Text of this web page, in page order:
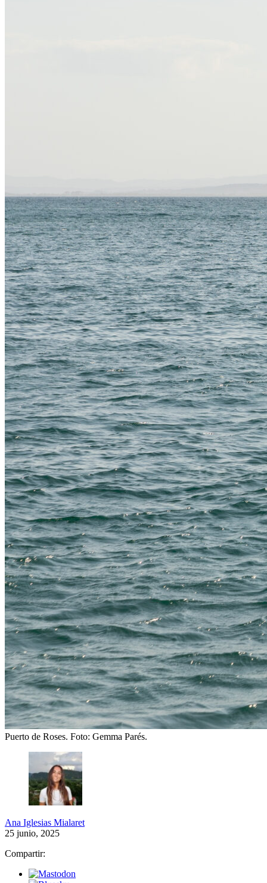
Puerto de Roses. Foto: Gemma Parés.
Ana Iglesias Mialaret
25 junio, 2025
Compartir: